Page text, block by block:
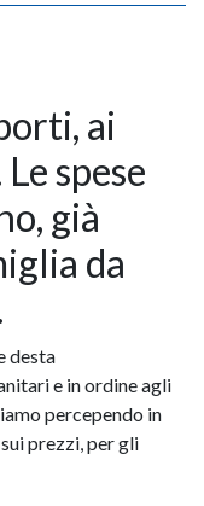
ai
spese
già
da
desta
e in ordine agli
percependo in
prezzi, per gli